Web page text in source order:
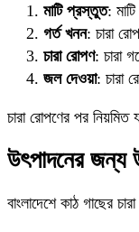
মাটি প্রস্তুত:
গর্ত খনন: চারা
চারা রোপণ: চারা
জল দেওয়া: চারা
চারা রোপণের পর
উৎপাদনের
বাংলাদেশে কাঠ গাছের